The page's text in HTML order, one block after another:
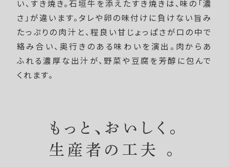
い、すき焼き。石垣牛を添えたすき焼きは、味の「濃
さ」が違います。タレや卵の味付けに負けない旨み
たっぷりの肉汁と、程良い甘じょっぱさが口の中で
絡み合い、奥行きのある味わいを演出。肉からあ
ふれる濃厚な出汁が、野菜や豆腐を芳醇に包んで
くれます。
もっと、おいしく。
生産者の工夫 。